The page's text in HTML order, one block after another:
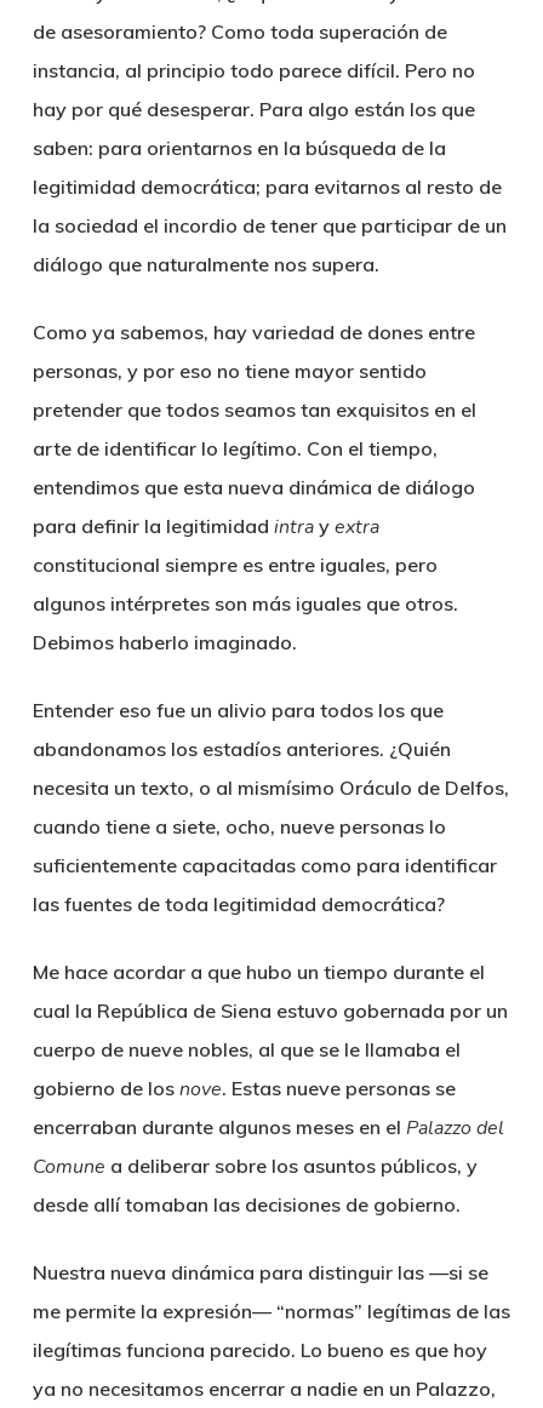
de asesoramiento? Como toda superación de
instancia, al principio todo parece difícil. Pero no
hay por qué desesperar. Para algo están los que
saben: para orientarnos en la búsqueda de la
legitimidad democrática; para evitarnos al resto de
la sociedad el incordio de tener que participar de un
diálogo que naturalmente nos supera.
Como ya sabemos, hay variedad de dones entre
personas, y por eso no tiene mayor sentido
pretender que todos seamos tan exquisitos en el
arte de identificar lo legítimo. Con el tiempo,
entendimos que esta nueva dinámica de diálogo
para definir la legitimidad intra y extra
constitucional siempre es entre iguales, pero
algunos intérpretes son más iguales que otros.
Debimos haberlo imaginado.
Entender eso fue un alivio para todos los que
abandonamos los estadíos anteriores. ¿Quién
necesita un texto, o al mismísimo Oráculo de Delfos,
cuando tiene a siete, ocho, nueve personas lo
suficientemente capacitadas como para identificar
las fuentes de toda legitimidad democrática?
Me hace acordar a que hubo un tiempo durante el
cual la República de Siena estuvo gobernada por un
cuerpo de nueve nobles, al que se le llamaba el
gobierno de los nove. Estas nueve personas se
encerraban durante algunos meses en el Palazzo del
Comune a deliberar sobre los asuntos públicos, y
desde allí tomaban las decisiones de gobierno.
Nuestra nueva dinámica para distinguir las —si se
me permite la expresión— “normas” legítimas de las
ilegítimas funciona parecido. Lo bueno es que hoy
ya no necesitamos encerrar a nadie en un Palazzo,